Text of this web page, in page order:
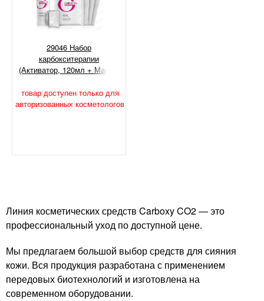
29046 Набор
карбокситерапии
(Активатор, 120мл + Маски,
товар доступен только для
авторизованных косметологов
Линия косметических средств Carboxy CO2 — это
профессиональный уход по доступной цене.
Мы предлагаем большой выбор средств для сияния
кожи. Вся продукция разработана с применением
передовых биотехнологий и изготовлена на
современном оборудовании.